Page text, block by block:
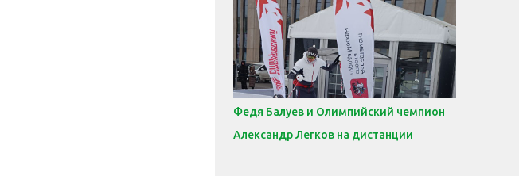
Федя Балуев и Олимпийский чемпион
Александр Легков на дистанции